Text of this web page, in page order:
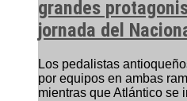
grandes
jornada del
Los pedalistas
por equipos en ambas
mientras que Atlántico se